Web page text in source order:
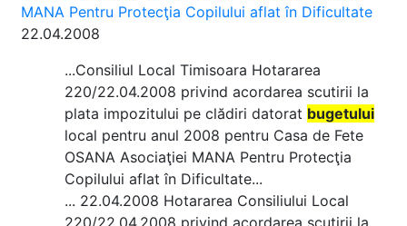
MANA Pentru Protecţia Copilului aflat în Dificultate
22.04.2008
...Consiliul Local Timisoara Hotararea
220/22.04.2008 privind acordarea scutirii la
plata impozitului pe clădiri datorat bugetului
local pentru anul 2008 pentru Casa de Fete
OSANA Asociaţiei MANA Pentru Protecţia
Copilului aflat în Dificultate...
... 22.04.2008 Hotararea Consiliului Local
220/22.04.2008 privind acordarea scutirii la